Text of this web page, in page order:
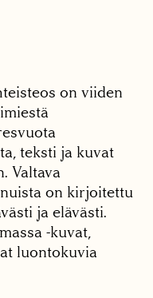
on viiden
teksti ja kuvat
Valtava
on kirjoitettu
ja elävästi.
-kuvat,
luontokuvia